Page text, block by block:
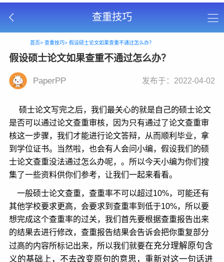
查重技巧
首页> 查重技巧> 假设硕士论文如果查重不通过怎么办？
假设硕士论文如果查重不通过怎么办？
PaperPP 发布于：2022-04-02
硕士论文写完之后，我们最关心的就是自己的硕士论文
是否可以通过论文查重审核，因为只有通过了论文查重审
核这一步骤，我们才能进行论文答辩，从而顺利毕业，拿
到学位证书。当然啦，也会有人会问小编，假设我们的硕
士论文查重没法通过怎么办呢，。所以今天小编为你们搜
集了一些资料供你们参考，让我们一起来看看。
一般硕士论文查重，查重率不可以超过10%，可能还有
其他学校要求更高，会要求到查重率到低于10%，所以要
想完成这个查重率的过关，我们首先要根据查重报告出来
的结果去进行修改，查重报告结果会告诉会把你重复部分
过高的内容所标记出来，所以我们就要在充分理解原句含
义的基础上，不去改变原句的意思，重新对这一句话进